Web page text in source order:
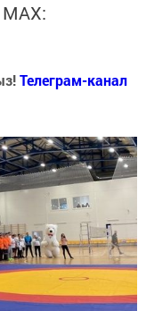
Телеграм-канал